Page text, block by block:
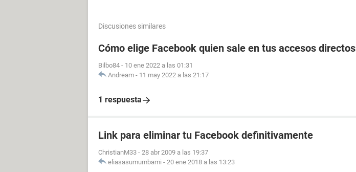
Discusiones similares
Cómo elige Facebook quien sale en tus accesos directos
Bilbo84 - 10 ene 2022 a las 01:31
Andream - 11 may 2022 a las 21:17
1 respuesta
Link para eliminar tu Facebook definitivamente
ChristianM33 - 28 abr 2009 a las 19:37
eliasasumumbami - 20 ene 2018 a las 13:23